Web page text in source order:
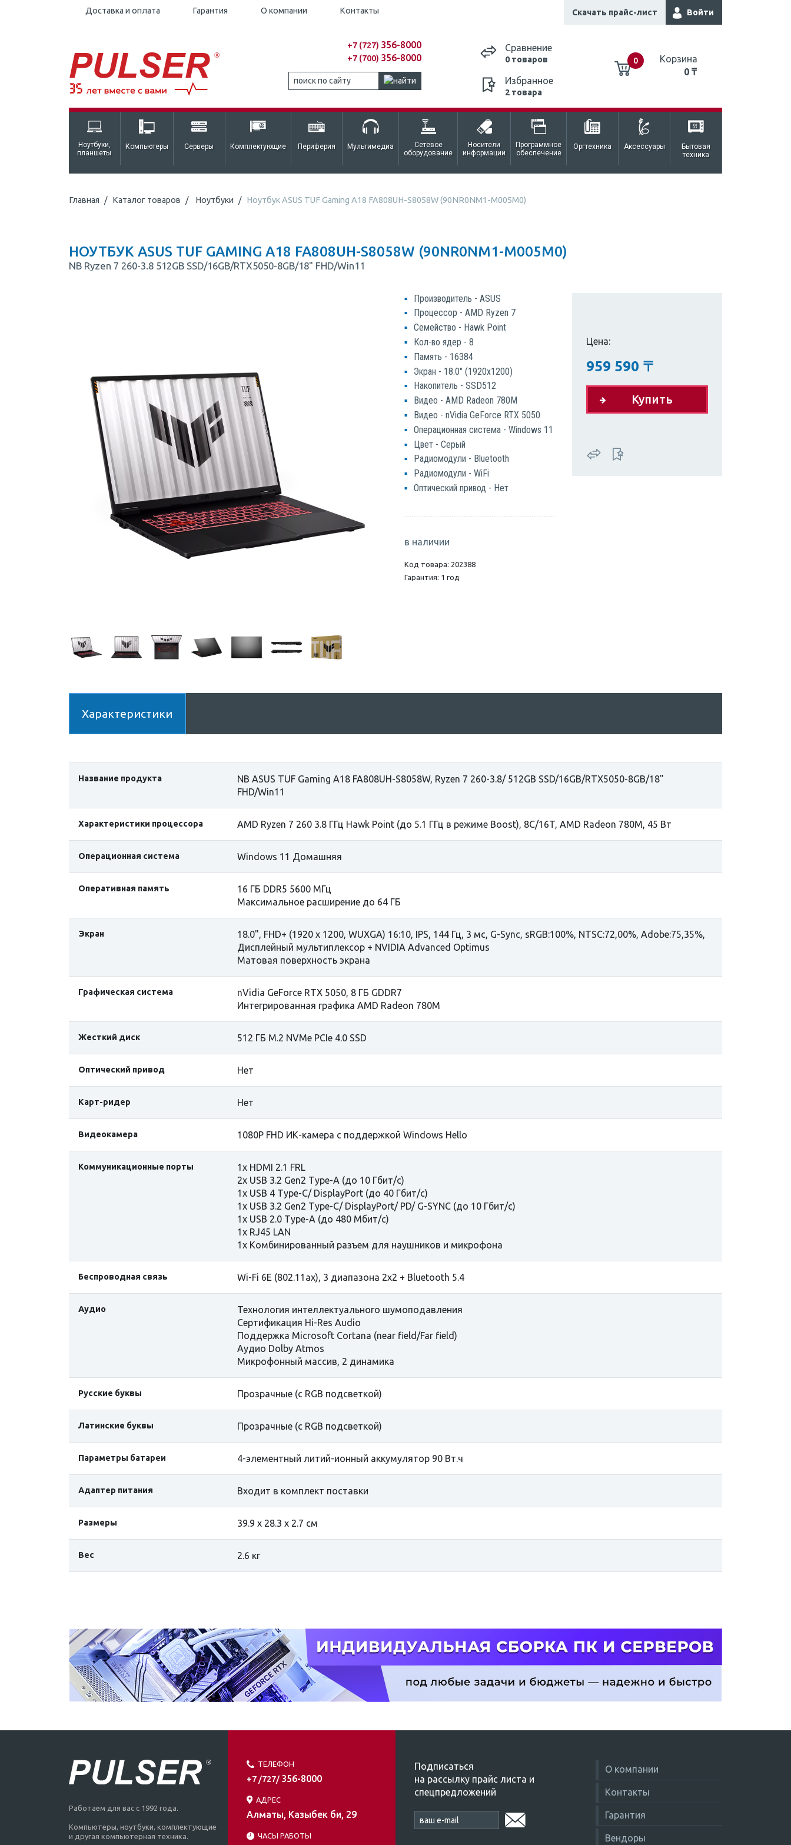
Доставка и оплата Гарантия О компании Контакты Скачать прайс-лист Войти
+7 (727) 356-8000
+7 (700) 356-8000
Сравнение
0 товаров
Избранное
2 товара
0
Корзина
0 ₸
0 ₸
Ноутбуки,
планшеты
Компьютеры Серверы Комплектующие Периферия Мультимедиа
Сетевое
оборудование
Носители
информации
Программное
обеспечение
Оргтехника Аксессуары
Бытовая
техника
Главная Каталог товаров Ноутбуки Ноутбук ASUS TUF Gaming A18 FA808UH-S8058W (90NR0NM1-M005M0)
НОУТБУК ASUS TUF GAMING A18 FA808UH-S8058W (90NR0NM1-M005M0)
NB Ryzen 7 260-3.8 512GB SSD/16GB/RTX5050-8GB/18" FHD/Win11
Производитель - ASUS
Процессор - AMD Ryzen 7
Семейство - Hawk Point
Кол-во ядер - 8
Память - 16384
Экран - 18.0" (1920x1200)
Накопитель - SSD512
Видео - AMD Radeon 780M
Видео - nVidia GeForce RTX 5050
Операционная система - Windows 11
Цвет - Серый
Радиомодули - Bluetooth
Радиомодули - WiFi
Оптический привод - Нет
в наличии
Код товара: 202388
Гарантия: 1 год
Цена:
959 590 〒
Купить
Характеристики
Название продукта
NB ASUS TUF Gaming A18 FA808UH-S8058W, Ryzen 7 260-3.8/ 512GB SSD/16GB/RTX5050-8GB/18"
FHD/Win11
Характеристики процессора AMD Ryzen 7 260 3.8 ГГц Hawk Point (до 5.1 ГГц в режиме Boost), 8C/16T, AMD Radeon 780M, 45 Вт
Операционная система Windows 11 Домашняя
Оперативная память
16 ГБ DDR5 5600 МГц
Максимальное расширение до 64 ГБ
Экран
18.0", FHD+ (1920 x 1200, WUXGA) 16:10, IPS, 144 Гц, 3 мс, G-Sync, sRGB:100%, NTSC:72,00%, Adobe:75,35%,
Дисплейный мультиплексор + NVIDIA Advanced Optimus
Матовая поверхность экрана
Графическая система
nVidia GeForce RTX 5050, 8 ГБ GDDR7
Интегрированная графика AMD Radeon 780M
Жесткий диск 512 ГБ M.2 NVMe PCIe 4.0 SSD
Оптический привод Нет
Карт-ридер Нет
Видеокамера 1080P FHD ИК-камера с поддержкой Windows Hello
Коммуникационные порты
1x HDMI 2.1 FRL
2x USB 3.2 Gen2 Type-A (до 10 Гбит/с)
1x USB 4 Type-C/ DisplayPort (до 40 Гбит/с)
1x USB 3.2 Gen2 Type-C/ DisplayPort/ PD/ G-SYNC (до 10 Гбит/с)
1x USB 2.0 Type-A (до 480 Мбит/с)
1x RJ45 LAN
1x Комбинированный разъем для наушников и микрофона
Беспроводная связь Wi-Fi 6E (802.11ax), 3 диапазона 2x2 + Bluetooth 5.4
Аудио
Технология интеллектуального шумоподавления
Сертификация Hi-Res Audio
Поддержка Microsoft Cortana (near field/Far field)
Аудио Dolby Atmos
Микрофонный массив, 2 динамика
Русские буквы Прозрачные (с RGB подсветкой)
Латинские буквы Прозрачные (с RGB подсветкой)
Параметры батареи 4-элементный литий-ионный аккумулятор 90 Вт.ч
Адаптер питания Входит в комплект поставки
Размеры 39.9 х 28.3 х 2.7 см
Вес 2.6 кг
Работаем для вас с 1992 года.
Компьютеры, ноутбуки, комплектующие
и другая компьютерная техника.
ТЕЛЕФОН
+7 /727/ 356-8000
АДРЕС
Алматы, Казыбек би, 29
ЧАСЫ РАБОТЫ
Подписаться
на рассылку прайс листа и
спецпредложений
О компании
Контакты
Гарантия
Вендоры